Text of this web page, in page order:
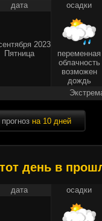
дата осадки
2023
Пятница
переменная
облачность
возможен
дождь
прогноз на 10 дней
день в
дата осадки